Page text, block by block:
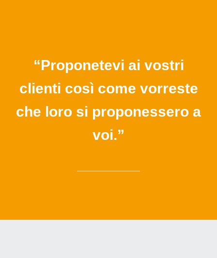
“Proponetevi ai vostri
clienti così come vorreste
che loro si proponessero a
voi.”